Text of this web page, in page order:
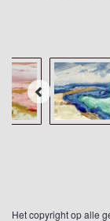
Het copyright op alle